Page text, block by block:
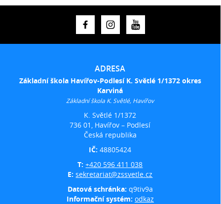
ADRESA
Základní škola Havířov-Podlesí K. Světlé 1/1372 okres
Karviná
Základní škola K. Světlé, Havířov
K. Světlé 1/1372
736 01, Havířov – Podlesí
Česká republika
IČ:48805424
T:+420 596 411 038
E:sekretariat@zssvetle.cz
Datová schránka: q9tiv9a
Informační systém: odkaz